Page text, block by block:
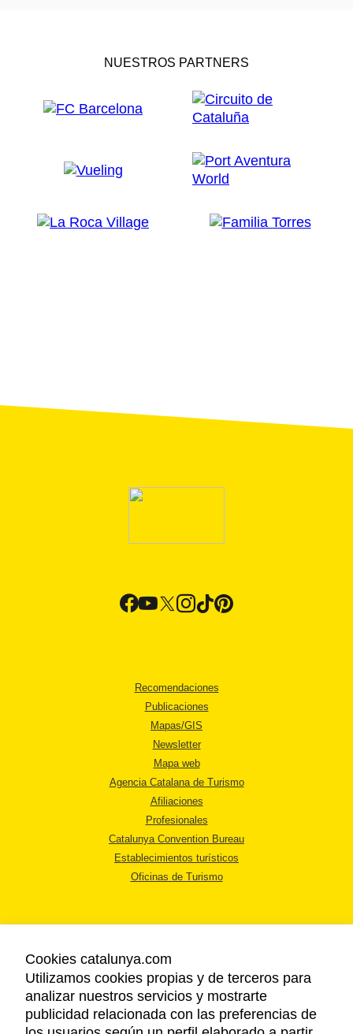
NUESTROS PARTNERS
Recomendaciones
Publicaciones
Mapas/GIS
Newsletter
Mapa web
Agencia Catalana de Turismo
Afiliaciones
Profesionales
Catalunya Convention Bureau
Establecimientos turísticos
Oficinas de Turismo
AVISO LEGAL
POLÍTICA DE PRIVACIDAD
COOKIES
Cookies catalunya.com
Utilizamos cookies propias y de terceros para
analizar nuestros servicios y mostrarte
publicidad relacionada con las preferencias de